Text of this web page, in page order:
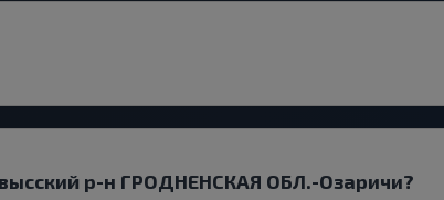
р-н ГРОДНЕНСКАЯ ОБЛ.-Озаричи?